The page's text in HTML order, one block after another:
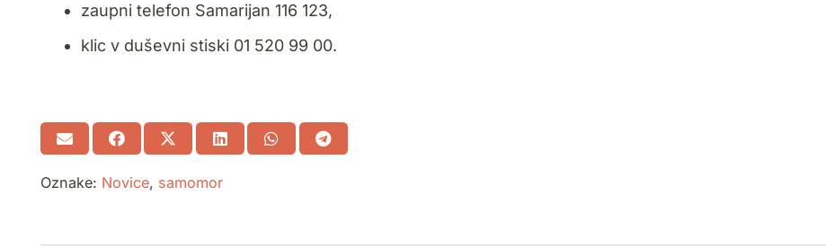
zaupni telefon Samarijan 116 123,
klic v duševni stiski 01 520 99 00.
Oznake: Novice, samomor